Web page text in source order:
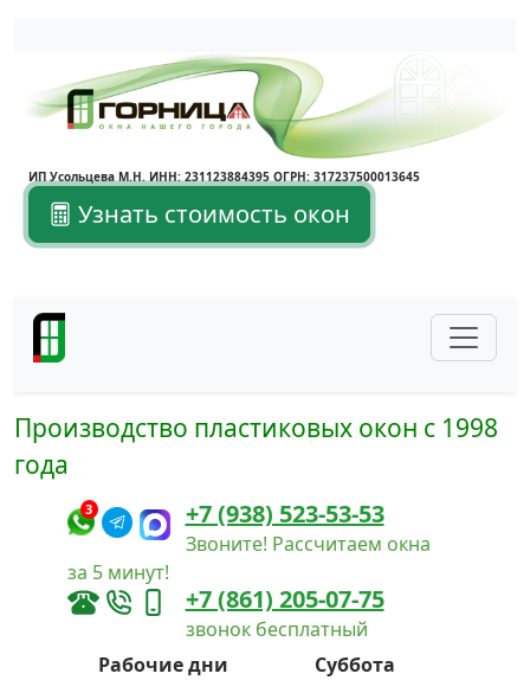
Написать в Max
Написать в Telegram
ИП Усольцева М.Н. ИНН: 231123884395 ОГРН: 317237500013645
Узнать стоимость окон
Производство пластиковых окон с 1998
года
3 +7 (938) 523-53-53
Звоните! Рассчитаем окна
за 5 минут!
+7 (861) 205-07-75
звонок бесплатный
Рабочие дни
Суббота